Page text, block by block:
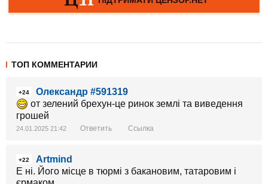
ТОП КОММЕНТАРИИ
+24
Олександр #591319
от зелений брехун-це ринок землі та виведення
грошей
24.01.2025 21:42 Ответить Ссылка
+22
Artmind
Е ні. Його місце в тюрмі з бакановим, татаровим і